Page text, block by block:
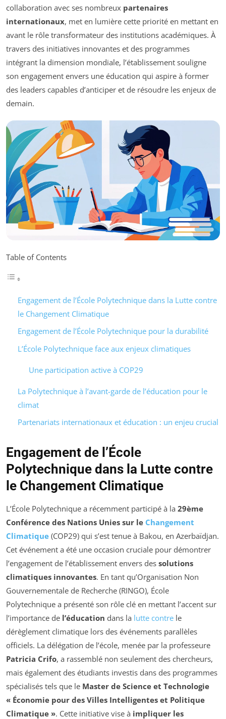
collaboration avec ses nombreux partenaires
internationaux, met en lumière cette priorité en mettant en
avant le rôle transformateur des institutions académiques. À
travers des initiatives innovantes et des programmes
intégrant la dimension mondiale, l’établissement souligne
son engagement envers une éducation qui aspire à former
des leaders capables d’anticiper et de résoudre les enjeux de
demain.
Table of Contents
Engagement de l’École Polytechnique dans la Lutte contre
le Changement Climatique
Engagement de l’École Polytechnique pour la durabilité
L’École Polytechnique face aux enjeux climatiques
Une participation active à COP29
La Polytechnique à l’avant-garde de l’éducation pour le
climat
Partenariats internationaux et éducation : un enjeu crucial
Engagement de l’École
Polytechnique dans la Lutte contre
le Changement Climatique
L’École Polytechnique a récemment participé à la 29ème
Conférence des Nations Unies sur le Changement
Climatique (COP29) qui s’est tenue à Bakou, en Azerbaïdjan.
Cet événement a été une occasion cruciale pour démontrer
l’engagement de l’établissement envers des solutions
climatiques innovantes. En tant qu’Organisation Non
Gouvernementale de Recherche (RINGO), École
Polytechnique a présenté son rôle clé en mettant l’accent sur
l’importance de l’éducation dans la lutte contre le
dérèglement climatique lors des événements parallèles
officiels. La délégation de l’école, menée par la professeure
Patricia Crifo, a rassemblé non seulement des chercheurs,
mais également des étudiants investis dans des programmes
spécialisés tels que le Master de Science et Technologie
« Économie pour des Villes Intelligentes et Politique
Climatique ». Cette initiative vise à impliquer les